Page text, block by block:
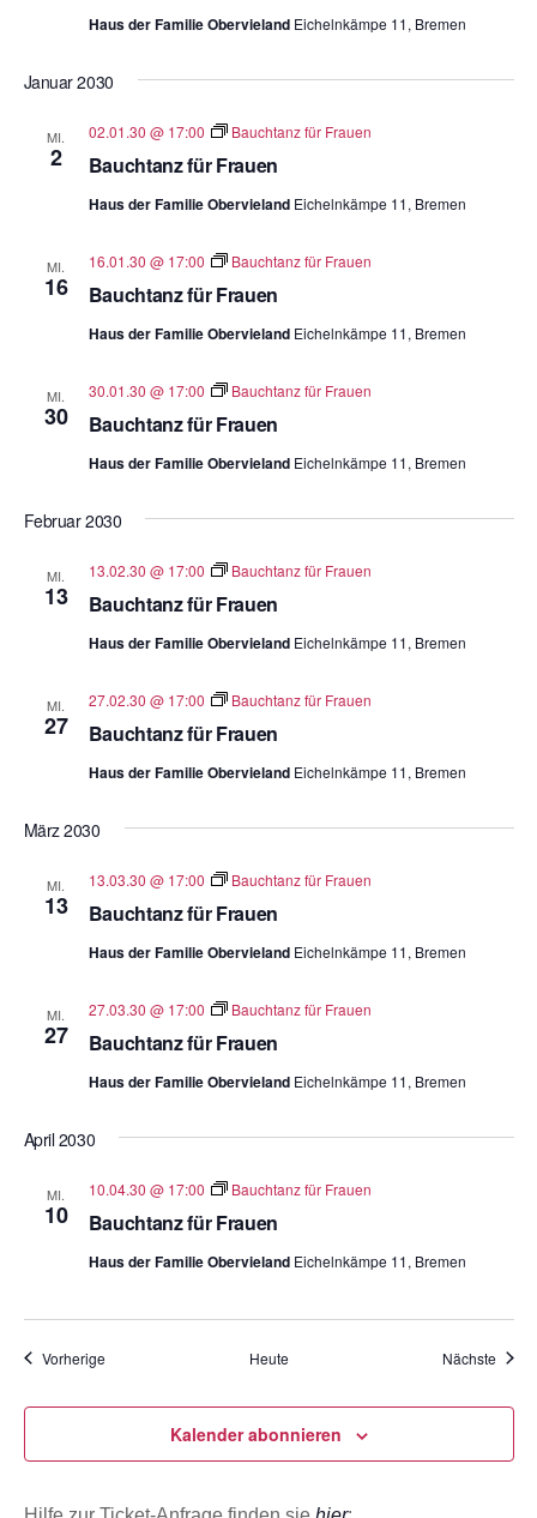
Haus der Familie Obervieland Eichelnkämpe 11, Bremen
Januar 2030
MI.
2 Bauchtanz für Frauen
02.01.30 @ 17:00 Bauchtanz für Frauen
Haus der Familie Obervieland Eichelnkämpe 11, Bremen
MI.
16 Bauchtanz für Frauen
16.01.30 @ 17:00 Bauchtanz für Frauen
Haus der Familie Obervieland Eichelnkämpe 11, Bremen
MI.
30 Bauchtanz für Frauen
30.01.30 @ 17:00 Bauchtanz für Frauen
Haus der Familie Obervieland Eichelnkämpe 11, Bremen
Februar 2030
MI.
13 Bauchtanz für Frauen
13.02.30 @ 17:00 Bauchtanz für Frauen
Haus der Familie Obervieland Eichelnkämpe 11, Bremen
MI.
27 Bauchtanz für Frauen
27.02.30 @ 17:00 Bauchtanz für Frauen
Haus der Familie Obervieland Eichelnkämpe 11, Bremen
März 2030
MI.
13 Bauchtanz für Frauen
13.03.30 @ 17:00 Bauchtanz für Frauen
Haus der Familie Obervieland Eichelnkämpe 11, Bremen
MI.
27 Bauchtanz für Frauen
27.03.30 @ 17:00 Bauchtanz für Frauen
Haus der Familie Obervieland Eichelnkämpe 11, Bremen
April 2030
MI.
10 Bauchtanz für Frauen
10.04.30 @ 17:00 Bauchtanz für Frauen
Haus der Familie Obervieland Eichelnkämpe 11, Bremen
VorherigeVeranstaltungen Heute Nächste
Kalender abonnieren